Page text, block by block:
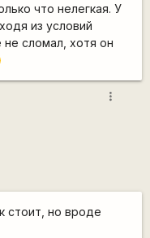
что нелегкая. У
из условий
сломал, хотя он
more_vert
стоит, но вроде